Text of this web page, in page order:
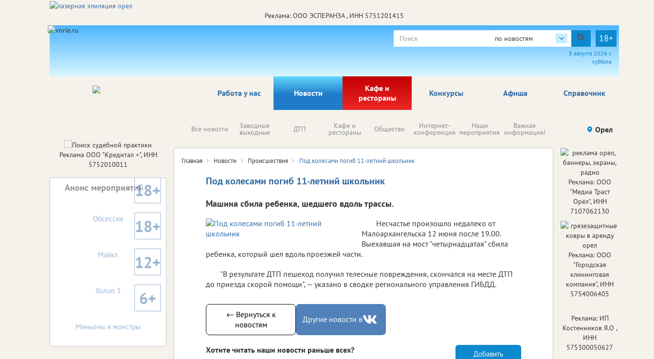
Реклама: ООО ЭСПЕРАНЗА , ИНН 5751201415
по новостям 18+
8 августа 2026 г.
суббота
Работа у нас Новости
Кафе и
рестораны
Афиша Справочник
Конкурсы
Все новости Заводные
выходные ДТП Кафе и
рестораны Общество Интернет-
конференция
Наши
мероприятия
Важная
информация! Происшествия Здоровье
Орел
Главная Новости Происшествия Под колесами погиб 11-летний школьник
Под колесами погиб 11-летний школьник
Машина сбила ребенка, шедшего вдоль трассы.
Несчастье произошло недалеко от
Малоархангельска 12 июня после 19.00.
Выехавшая на мост "четырнадцатая" сбила
ребенка, который шел вдоль проезжей части.
"В результате ДТП пешеход получил телесные повреждения, скончался на месте ДТП
до приезда скорой помощи", — указано в сводке регионального управления ГИБДД.
← Вернуться к
новостям
Другие новости в
Хотите читать наши новости раньше всех? Добавить
Реклама ООО "Кредитал +", ИНН
5752010011
Анонс мероприятий18+
Обсессия 18+
Майкл 12+
Холоп 3 6+
Миньоны и монстры
Реклама: ООО
"Медиа Траст
Орёл", ИНН
7107062130
Реклама: ООО
"Городская
клининговая
компания", ИНН
5754006405
Реклама: ИП
Костенников Я.О ,
ИНН
575300050627